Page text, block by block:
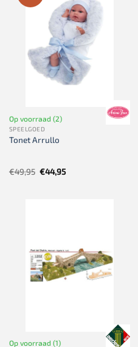
Op voorraad (2)
SPEELGOED
Tonet Arrullo
€49,95 Oorspronkelijke
prijs
€44,95Huidige
Op voorraad (1)